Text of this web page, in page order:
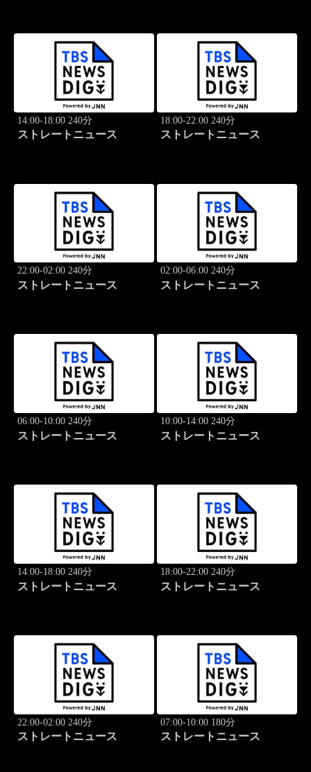
14:00-18:00 240分
ストレートニュース
18:00-22:00 240分
ストレートニュース
22:00-02:00 240分
ストレートニュース
02:00-06:00 240分
ストレートニュース
06:00-10:00 240分
ストレートニュース
10:00-14:00 240分
ストレートニュース
14:00-18:00 240分
ストレートニュース
18:00-22:00 240分
ストレートニュース
22:00-02:00 240分
ストレートニュース
07:00-10:00 180分
ストレートニュース